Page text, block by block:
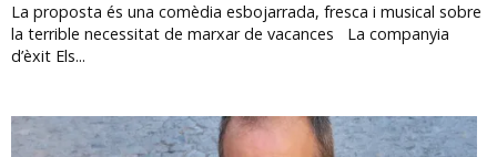
La proposta és una comèdia esbojarrada, fresca i musical sobre
la terrible necessitat de marxar de vacances La companyia
d’èxit Els...